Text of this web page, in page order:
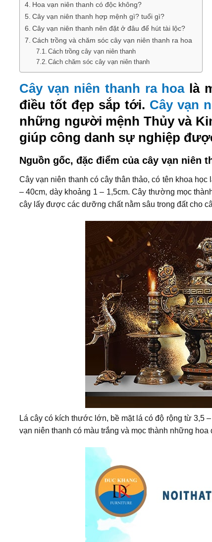
Hoa vạn niên thanh có độc không?
Cây vạn niên thanh hợp mệnh gì? tuổi gì?
Cây vạn niên thanh nên đặt ở đâu để hút tài lộc?
Cách trồng và chăm sóc cây vạn niên thanh ra hoa
Cách trồng cây vạn niên thanh
Cách chăm sóc cây vạn niên thanh
Cây vạn niên thanh ra hoalà
điều tốt đẹp sắp tới. Cây vạn
những người mệnh Thủy và
giúp công danh sự nghiệp
Nguồn gốc, đặc điểm của cây vạn niên
Cây vạn niên thanh có cây thân thảo, có tên khoa
– 40cm, dày khoảng 1 – 1,5cm. Cây thường mọc
cây lấy được các dưỡng chất nằm sâu trong đất cho
Lá cây có kích thước lớn, bề mặt lá có độ rộng từ 3,5
vạn niên thanh có màu trắng và mọc thành những